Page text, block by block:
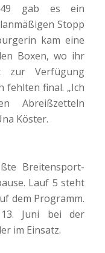
gab es ein
Stopp
kam eine
Boxen, wo ihr
zur Verfügung
fehlten final. „Ich
Abreißzetteln
Köster.
Breitensport-
Lauf 5 steht
dem Programm.
Juni bei der
im Einsatz.